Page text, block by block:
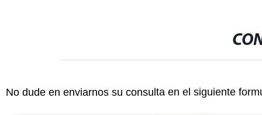
No dude en enviarnos su consulta en el siguiente